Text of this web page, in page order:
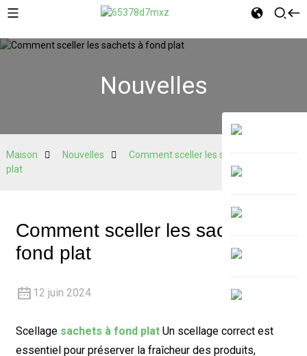
Nouvelles
Maison Nouvelles
Comment sceller les sachets à fond
plat
Comment sceller les sachets à
fond plat
12 juin 2024
Scellage sachets à fond platUn scellage correct est
essentiel pour préserver la fraîcheur des produits,